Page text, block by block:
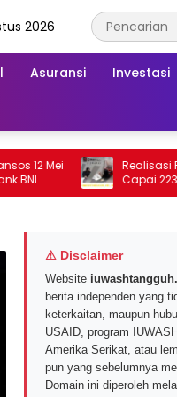
2026
Asuransi Investasi
Mei
Realisasi
Capai 223 Miliar
2026 Ini
⚠ Disclaimer
Website
berita independen yang
keterkaitan, maupun
USAID, program
Amerika Serikat, atau
pun yang sebelumnya
Domain ini diperoleh